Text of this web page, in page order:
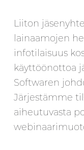
Liiton
lainaamojen
infotilaisuus
käyttöönottoa
Softwaren
Järjestämme
aiheutuvasta